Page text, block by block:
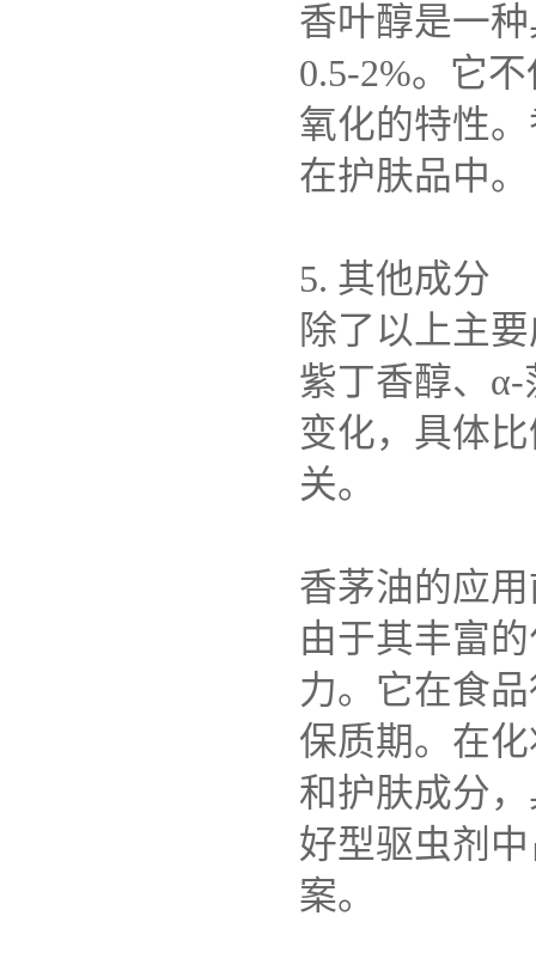
香叶醇是一
0.5-2%。它
氧化的特性
在护肤品中。
5. 其他成分
除了以上主
紫丁香醇、
变化，具体
关。
香茅油的应
由于其丰富
力。它在食
保质期。在
和护肤成分
好型驱虫剂
案。